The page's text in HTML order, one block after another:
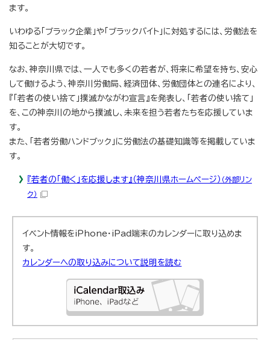
ます。
いわゆる「ブラック企業」や「ブラックバイト」に対処するには、労働法を
知ることが大切です。
なお、神奈川県では、一人でも多くの若者が、将来に希望を持ち、安心
して働けるよう、神奈川労働局、経済団体、労働団体との連名により、
『「若者の使い捨て」撲滅かながわ宣言』を発表し、「若者の使い捨て」
を、この神奈川の地から撲滅し、未来を担う若者たちを応援していま
す。
また、「若者労働ハンドブック」に労働法の基礎知識等を掲載していま
す。
『若者の「働く」を応援します』（神奈川県ホームページ） （外部リン
ク）
イベント情報をiPhone・iPad端末のカレンダーに取り込めま
す。
カレンダーへの取り込みについて説明を読む